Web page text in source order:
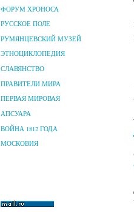
ФОРУМ ХРОНОСА
РУССКОЕ ПОЛЕ
РУМЯНЦЕВСКИЙ МУЗЕЙ
ЭТНОЦИКЛОПЕДИЯ
СЛАВЯНСТВО
ПРАВИТЕЛИ МИРА
ПЕРВАЯ МИРОВАЯ
АПСУАРА
ВОЙНА 1812 ГОДА
МОСКОВИЯ